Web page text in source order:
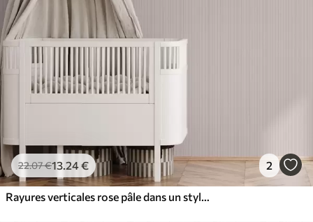
22.07€13.24€ 2
Rayures verticales rose pâle dans un style délicat